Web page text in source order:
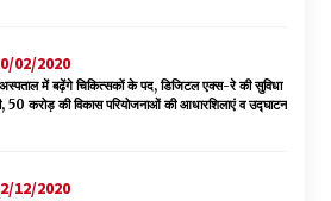
02/2020
में बढ़ेंगे चिकित्सकों के पद, डिजिटल एक्स-रे की सुविधा
50 करोड़ की विकास परियोजनाओं की आधारशिलाएं व उद्घाटन
12/2020